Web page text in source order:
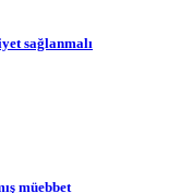
sağlanmalı
müebbet